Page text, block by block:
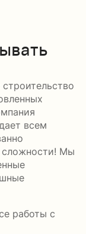
всем
сложности! Мы
работы с